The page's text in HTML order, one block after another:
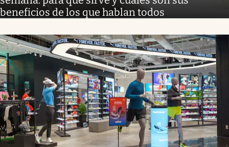
beneficios de los que hablan todos